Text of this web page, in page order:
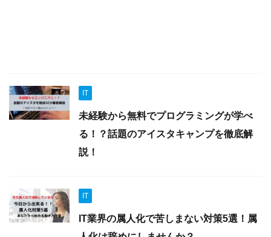
IT
未経験から無料でプログラミングが学べ
る！？話題のアイスタキャンプを徹底解
説！
IT
IT業界の属人化で苦しまない対策5選！属